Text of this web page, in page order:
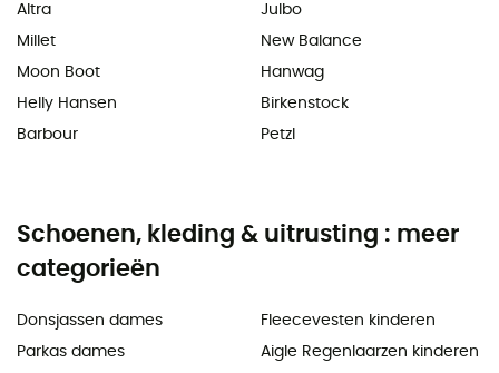
Altra
Millet
Moon Boot
Helly Hansen
Barbour
Julbo
New Balance
Hanwag
Birkenstock
Petzl
Schoenen, kleding & uitrusting : meer
categorieën
Donsjassen dames
Parkas dames
Fleecevesten kinderen
Aigle Regenlaarzen kinderen